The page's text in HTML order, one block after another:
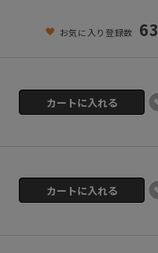
お気に入り登録数 63